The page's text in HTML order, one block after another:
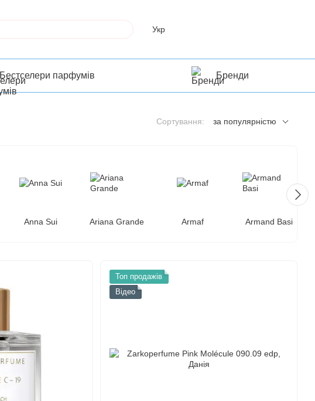
Укр
Бестселери парфумів Бренди
Сортування: за популярністю
Anna Sui Ariana Grande Armaf Armand Basi
Топ продажів
Відео